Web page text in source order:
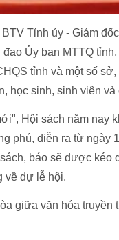
Tỉnh ủy - Giám
Ủy ban MTTQ
tỉnh và một số
học sinh, sinh viên và
Hội sách năm nay
phú, diễn ra từ ngày
báo sẽ được kéo
về dự lễ hội.
giữa văn hóa truyền